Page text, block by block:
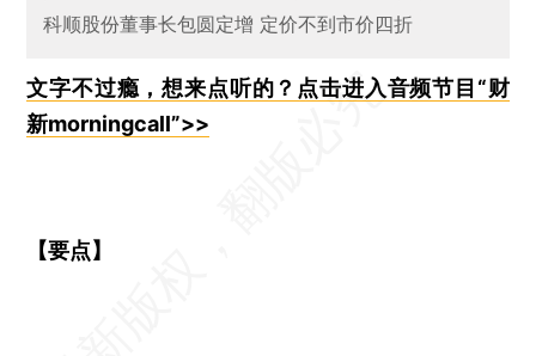
科顺股份董事长包圆定增 定价不到市价四折
文字不过瘾，想来点听的？点击进入音频节目“财
新morningcall”>>
【要点】